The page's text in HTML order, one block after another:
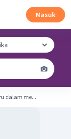
Masuk
dalam me...